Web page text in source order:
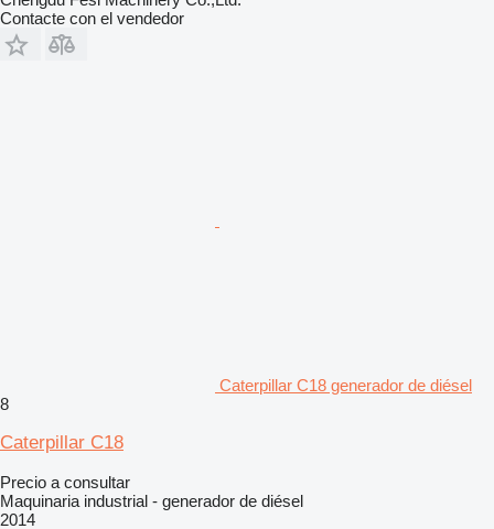
Contacte con el vendedor
Caterpillar C18 generador de diésel
8
Caterpillar C18
Precio a consultar
Maquinaria industrial - generador de diésel
2014